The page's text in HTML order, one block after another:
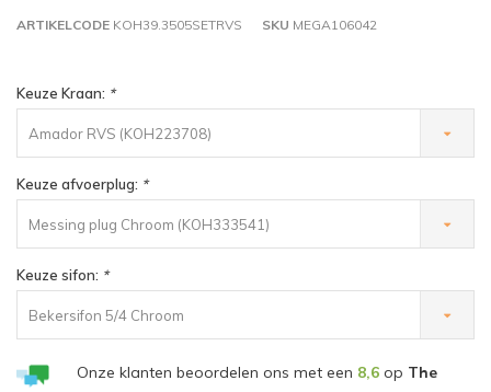
ARTIKELCODE KOH39.3505SETRVS SKU MEGA106042
Keuze Kraan: *
Amador RVS (KOH223708)
Keuze afvoerplug: *
Messing plug Chroom (KOH333541)
Keuze sifon: *
Bekersifon 5/4 Chroom
Onze klanten beoordelen ons met een 8,6op The